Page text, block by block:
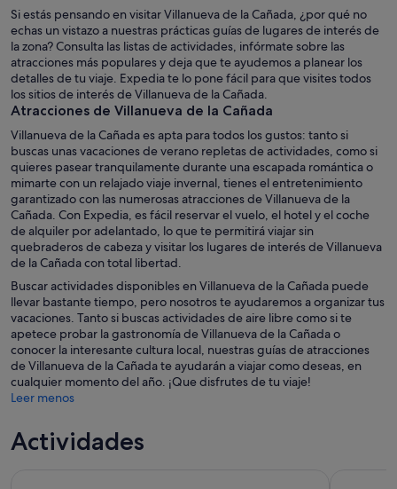
Si estás pensando en visitar Villanueva de la Cañada, ¿por qué no
echas un vistazo a nuestras prácticas guías de lugares de interés de
la zona? Consulta las listas de actividades, infórmate sobre las
atracciones más populares y deja que te ayudemos a planear los
detalles de tu viaje. Expedia te lo pone fácil para que visites todos
los sitios de interés de Villanueva de la Cañada.
Atracciones de Villanueva de la Cañada
Villanueva de la Cañada es apta para todos los gustos: tanto si
buscas unas vacaciones de verano repletas de actividades, como si
quieres pasear tranquilamente durante una escapada romántica o
mimarte con un relajado viaje invernal, tienes el entretenimiento
garantizado con las numerosas atracciones de Villanueva de la
Cañada. Con Expedia, es fácil reservar el vuelo, el hotel y el coche
de alquiler por adelantado, lo que te permitirá viajar sin
quebraderos de cabeza y visitar los lugares de interés de Villanueva
de la Cañada con total libertad.
Buscar actividades disponibles en Villanueva de la Cañada puede
llevar bastante tiempo, pero nosotros te ayudaremos a organizar tus
vacaciones. Tanto si buscas actividades de aire libre como si te
apetece probar la gastronomía de Villanueva de la Cañada o
conocer la interesante cultura local, nuestras guías de atracciones
de Villanueva de la Cañada te ayudarán a viajar como deseas, en
cualquier momento del año. ¡Que disfrutes de tu viaje!
Leer menos
Actividades